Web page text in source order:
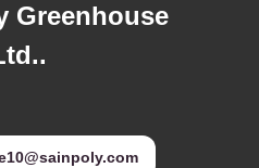
Greenhouse